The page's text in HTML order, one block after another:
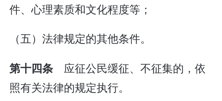
件、心理素质和文化程度等；
（五）法律规定的其他条件。
第十四条 应征公民缓征、不征集的，依
照有关法律的规定执行。